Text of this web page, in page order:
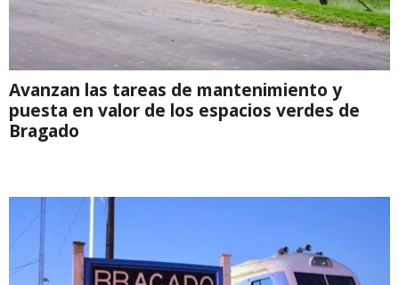
Avanzan las tareas de mantenimiento y
puesta en valor de los espacios verdes de
Bragado